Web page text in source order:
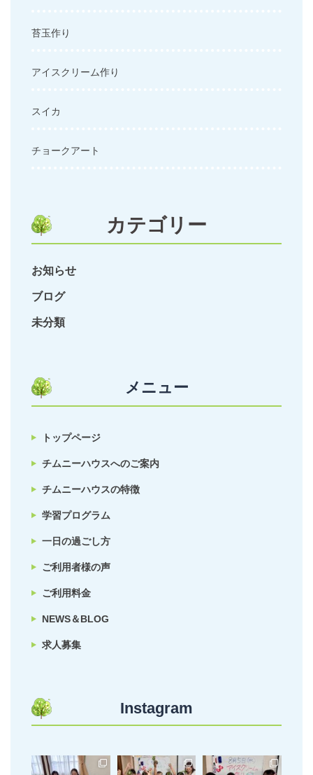
苔玉作り
アイスクリーム作り
スイカ
チョークアート
カテゴリー
お知らせ
ブログ
未分類
メニュー
トップページ
チムニーハウスへのご案内
チムニーハウスの特徴
学習プログラム
一日の過ごし方
ご利用者様の声
ご利用料金
NEWS＆BLOG
求人募集
Instagram